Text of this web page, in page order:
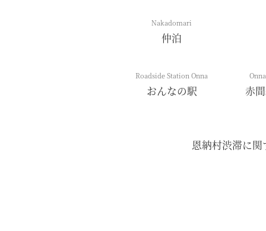
Nakadomari
仲泊
Roadside Station Onna
おんなの駅 赤
恩納村渋滞に関